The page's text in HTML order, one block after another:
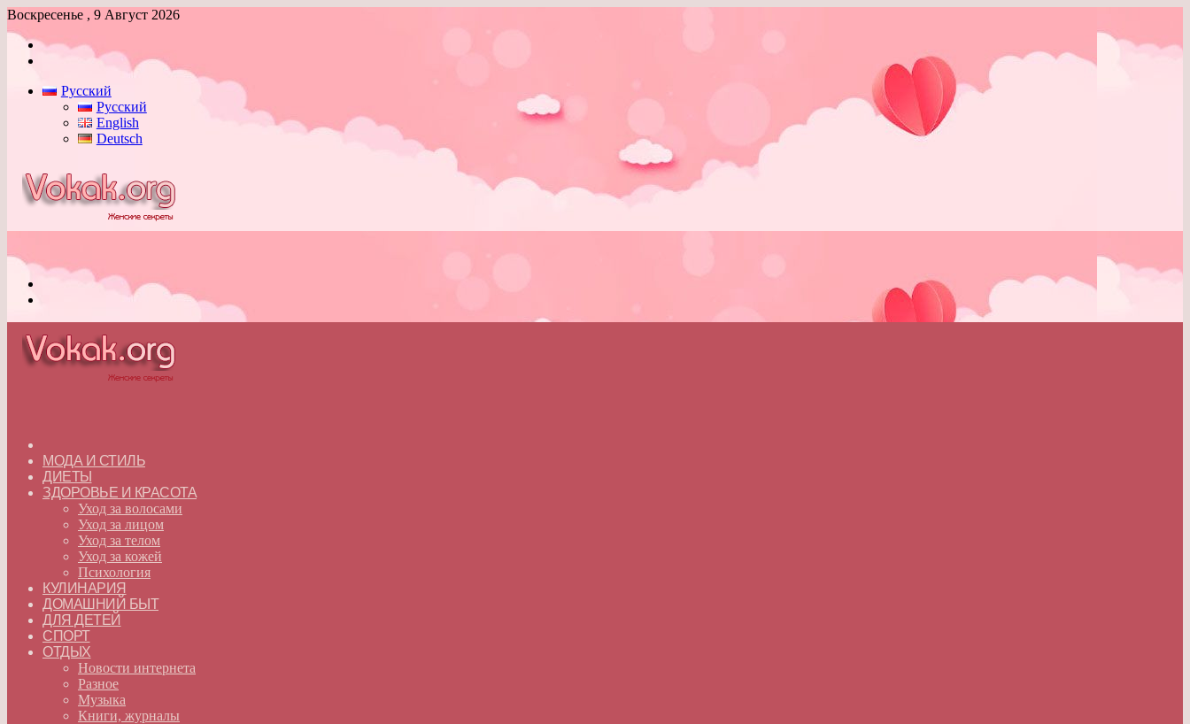
Воскресенье , 9 Август 2026
Войти
Русский
Русский
English
Deutsch
МОДА И СТИЛЬ
ДИЕТЫ
ЗДОРОВЬЕ И КРАСОТА
Уход за волосами
Уход за лицом
Уход за телом
Уход за кожей
Психология
КУЛИНАРИЯ
ДОМАШНИЙ БЫТ
ДЛЯ ДЕТЕЙ
СПОРТ
ОТДЫХ
Новости интернета
Разное
Музыка
Книги, журналы